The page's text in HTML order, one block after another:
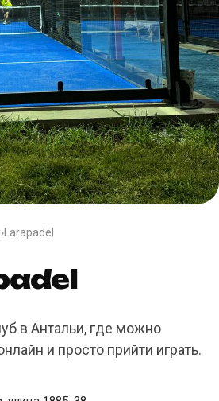
›Larapadel
в Антальи, где можно
и просто прийти играть.